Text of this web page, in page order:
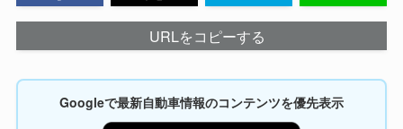
URLをコピーする
Googleで最新自動車情報のコンテンツを優先表示